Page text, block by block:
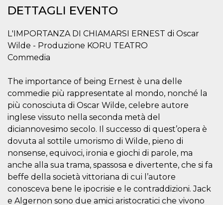
DETTAGLI EVENTO
L'IMPORTANZA DI CHIAMARSI ERNEST di Oscar
Wilde - Produzione KORU TEATRO
Commedia
The importance of being Ernest è una delle
commedie più rappresentate al mondo, nonché la
più conosciuta di Oscar Wilde, celebre autore
inglese vissuto nella seconda metà del
diciannovesimo secolo. Il successo di quest’opera è
dovuta al sottile umorismo di Wilde, pieno di
nonsense, equivoci, ironia e giochi di parole, ma
anche alla sua trama, spassosa e divertente, che si fa
beffe della società vittoriana di cui l’autore
conosceva bene le ipocrisie e le contraddizioni. Jack
e Algernon sono due amici aristocratici che vivono
.oooh.events
passed. It is
used to no
required to
reach origin
server.
wordpress_test_cookie
Automattic
.oooh.events
Sessione
Cookie di
browser accetti i
cookie.
PHP.net
oooh.events
Sessione
generato da
applicazioni
basate sul
linguaggio PHP.
identificatore
generico
utilizzato per